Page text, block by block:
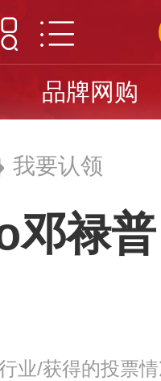
品牌网购
我要认领
禄普
业/获得的投票